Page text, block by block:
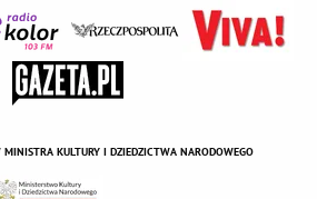
KULTURY I DZIEDZICTWA NARODOWEGO